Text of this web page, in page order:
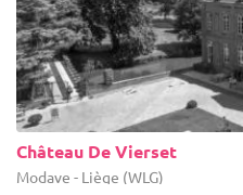
Château De Vierset
Modave - Liège (WLG)